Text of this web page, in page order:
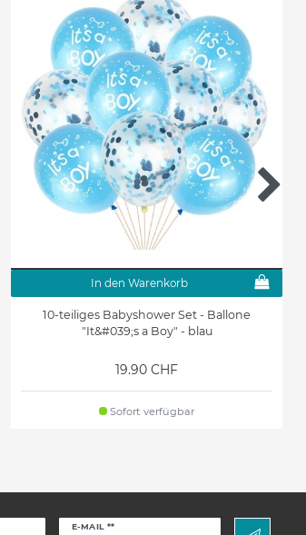
In den Warenkorb
10-teiliges Babyshower Set - Ballone
"It&#039;s a Boy" - blau
19.90 CHF
Sofort verfügbar
E-MAIL **
Newsletter